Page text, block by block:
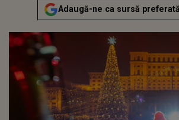
Adaugă-ne ca sursă